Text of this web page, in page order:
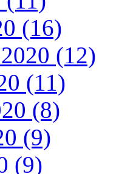
(16)
(12)
(11)
(8)
(9)
(9)